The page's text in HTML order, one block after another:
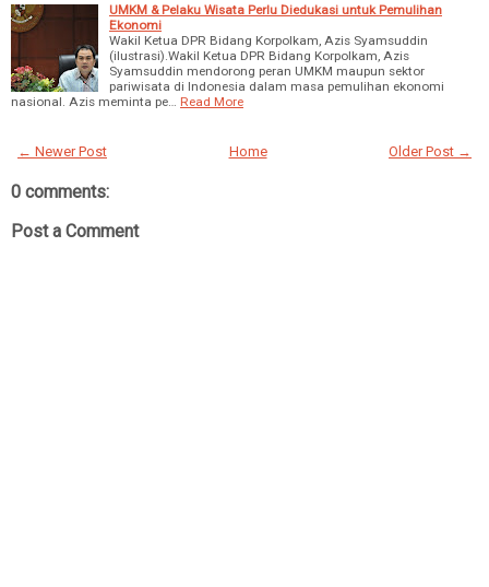
UMKM & Pelaku Wisata Perlu Diedukasi untuk Pemulihan
Ekonomi
Wakil Ketua DPR Bidang Korpolkam, Azis Syamsuddin
(ilustrasi).Wakil Ketua DPR Bidang Korpolkam, Azis
Syamsuddin mendorong peran UMKM maupun sektor
pariwisata di Indonesia dalam masa pemulihan ekonomi
nasional. Azis meminta pe…
Read More
← Newer Post Older Post →
Home
0 comments:
Post a Comment